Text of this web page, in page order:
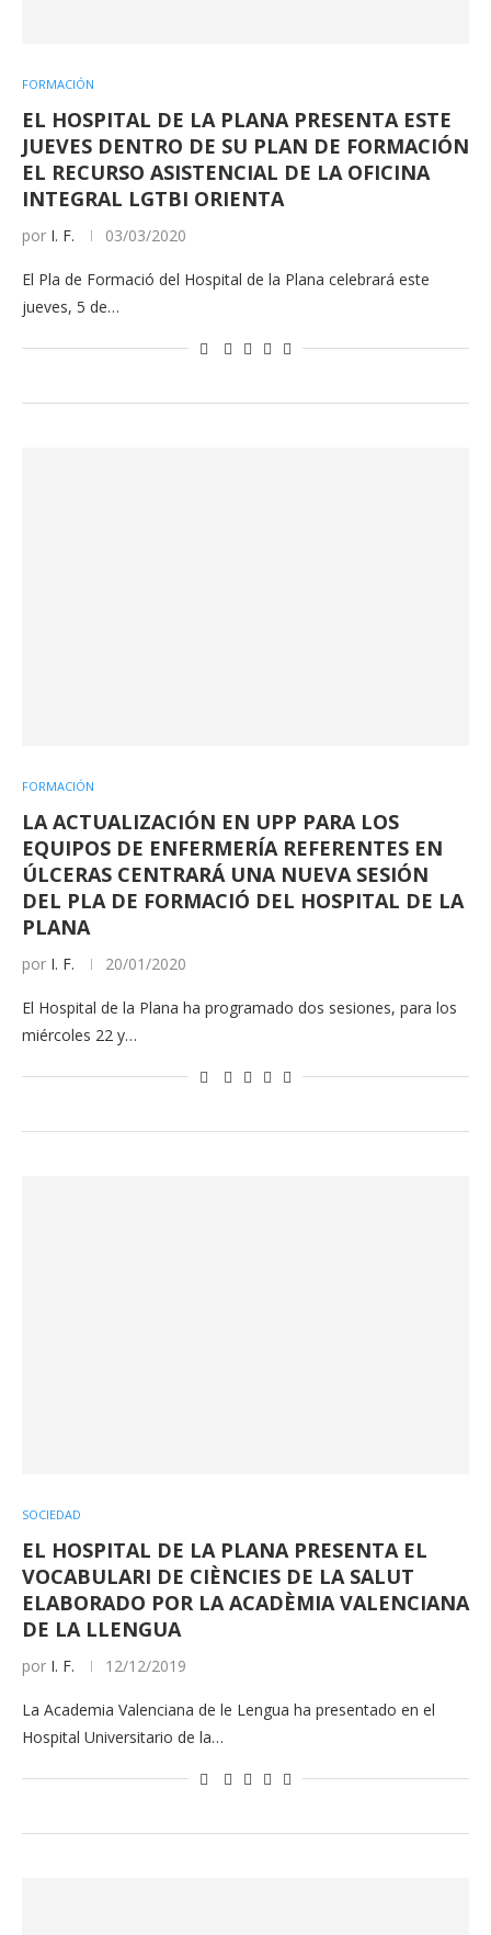
FORMACIÓN
EL HOSPITAL DE LA PLANA PRESENTA ESTE
JUEVES DENTRO DE SU PLAN DE FORMACIÓN
EL RECURSO ASISTENCIAL DE LA OFICINA
INTEGRAL LGTBI ORIENTA
por I. F. 03/03/2020
El Pla de Formació del Hospital de la Plana celebrará este
jueves, 5 de…
FORMACIÓN
LA ACTUALIZACIÓN EN UPP PARA LOS
EQUIPOS DE ENFERMERÍA REFERENTES EN
ÚLCERAS CENTRARÁ UNA NUEVA SESIÓN
DEL PLA DE FORMACIÓ DEL HOSPITAL DE LA
PLANA
por I. F. 20/01/2020
El Hospital de la Plana ha programado dos sesiones, para los
miércoles 22 y…
SOCIEDAD
EL HOSPITAL DE LA PLANA PRESENTA EL
VOCABULARI DE CIÈNCIES DE LA SALUT
ELABORADO POR LA ACADÈMIA VALENCIANA
DE LA LLENGUA
por I. F. 12/12/2019
La Academia Valenciana de le Lengua ha presentado en el
Hospital Universitario de la…